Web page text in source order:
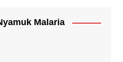
Malaria